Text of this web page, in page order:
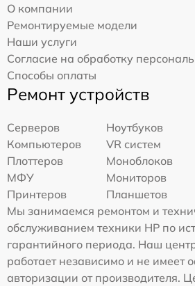
О компании
Ремонтируемые модели
Наши услуги
Согласие на обработку
Способы оплаты
Ремонт устройств
Серверов
Ноутбуков
Компьютеров
VR систем
Плоттеров
Моноблоков
МФУ
Мониторов
Принтеров
Планшетов
Мы занимаемся ремонтом и
обслуживанием техники HP по
гарантийного периода. Наш
работает независимо и не имеет
авторизации от производителя.